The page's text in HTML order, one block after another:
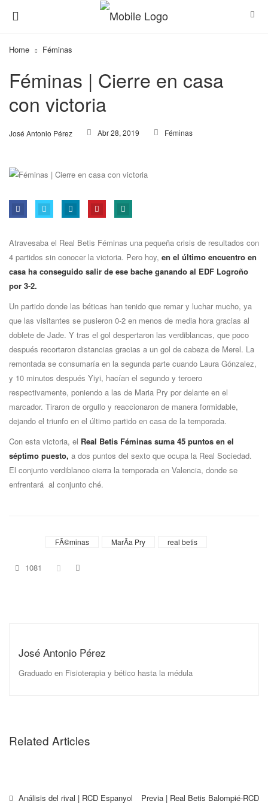
Home Féminas
Féminas | Cierre en casa
con victoria
José Antonio Pérez Abr 28, 2019 Féminas
Atravesaba el Real Betis Féminas una pequeña crisis de resultados con
4 partidos sin conocer la victoria. Pero hoy, en el último encuentro en
casa ha conseguido salir de ese bache ganando al EDF Logroño
por 3-2.
Un partido donde las béticas han tenido que remar y luchar mucho, ya
que las visitantes se pusieron 0-2 en menos de media hora gracias al
doblete de Jade. Y tras el gol despertaron las verdiblancas, que poco
después recortaron distancias gracias a un gol de cabeza de Merel. La
remontada se consumaría en la segunda parte cuando Laura Gónzalez,
y 10 minutos después Yiyi, hacían el segundo y tercero
respectivamente, poniendo a las de Maria Pry por delante en el
marcador. Tiraron de orgullo y reaccionaron de manera formidable,
dejando el triunfo en el último partido en casa de la temporada.
Con esta victoria, el Real Betis Féminas suma 45 puntos en el
séptimo puesto, a dos puntos del sexto que ocupa la Real Sociedad.
El conjunto verdiblanco cierra la temporada en Valencia, donde se
enfrentará al conjunto ché.
FÃ©minas MarÃ­a Pry real betis
1081
José Antonio Pérez
Graduado en Fisioterapia y bético hasta la médula
Related Articles
Análisis del rival | RCD Espanyol Previa | Real Betis Balompié-RCD